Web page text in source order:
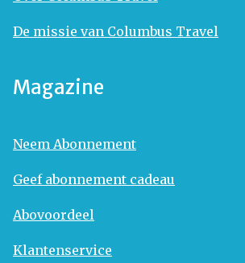
De missie van Columbus Travel
Magazine
Neem Abonnement
Geef abonnement cadeau
Abovoordeel
Klantenservice